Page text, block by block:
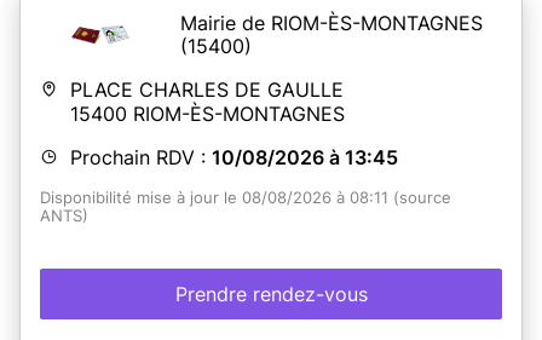
Mairie de RIOM-ÈS-MONTAGNES
(15400)
PLACE CHARLES DE GAULLE
15400 RIOM-ÈS-MONTAGNES
Prochain RDV : 10/08/2026 à 13:45
Disponibilité mise à jour le 08/08/2026 à 08:11 (source
ANTS)
Prendre rendez-vous